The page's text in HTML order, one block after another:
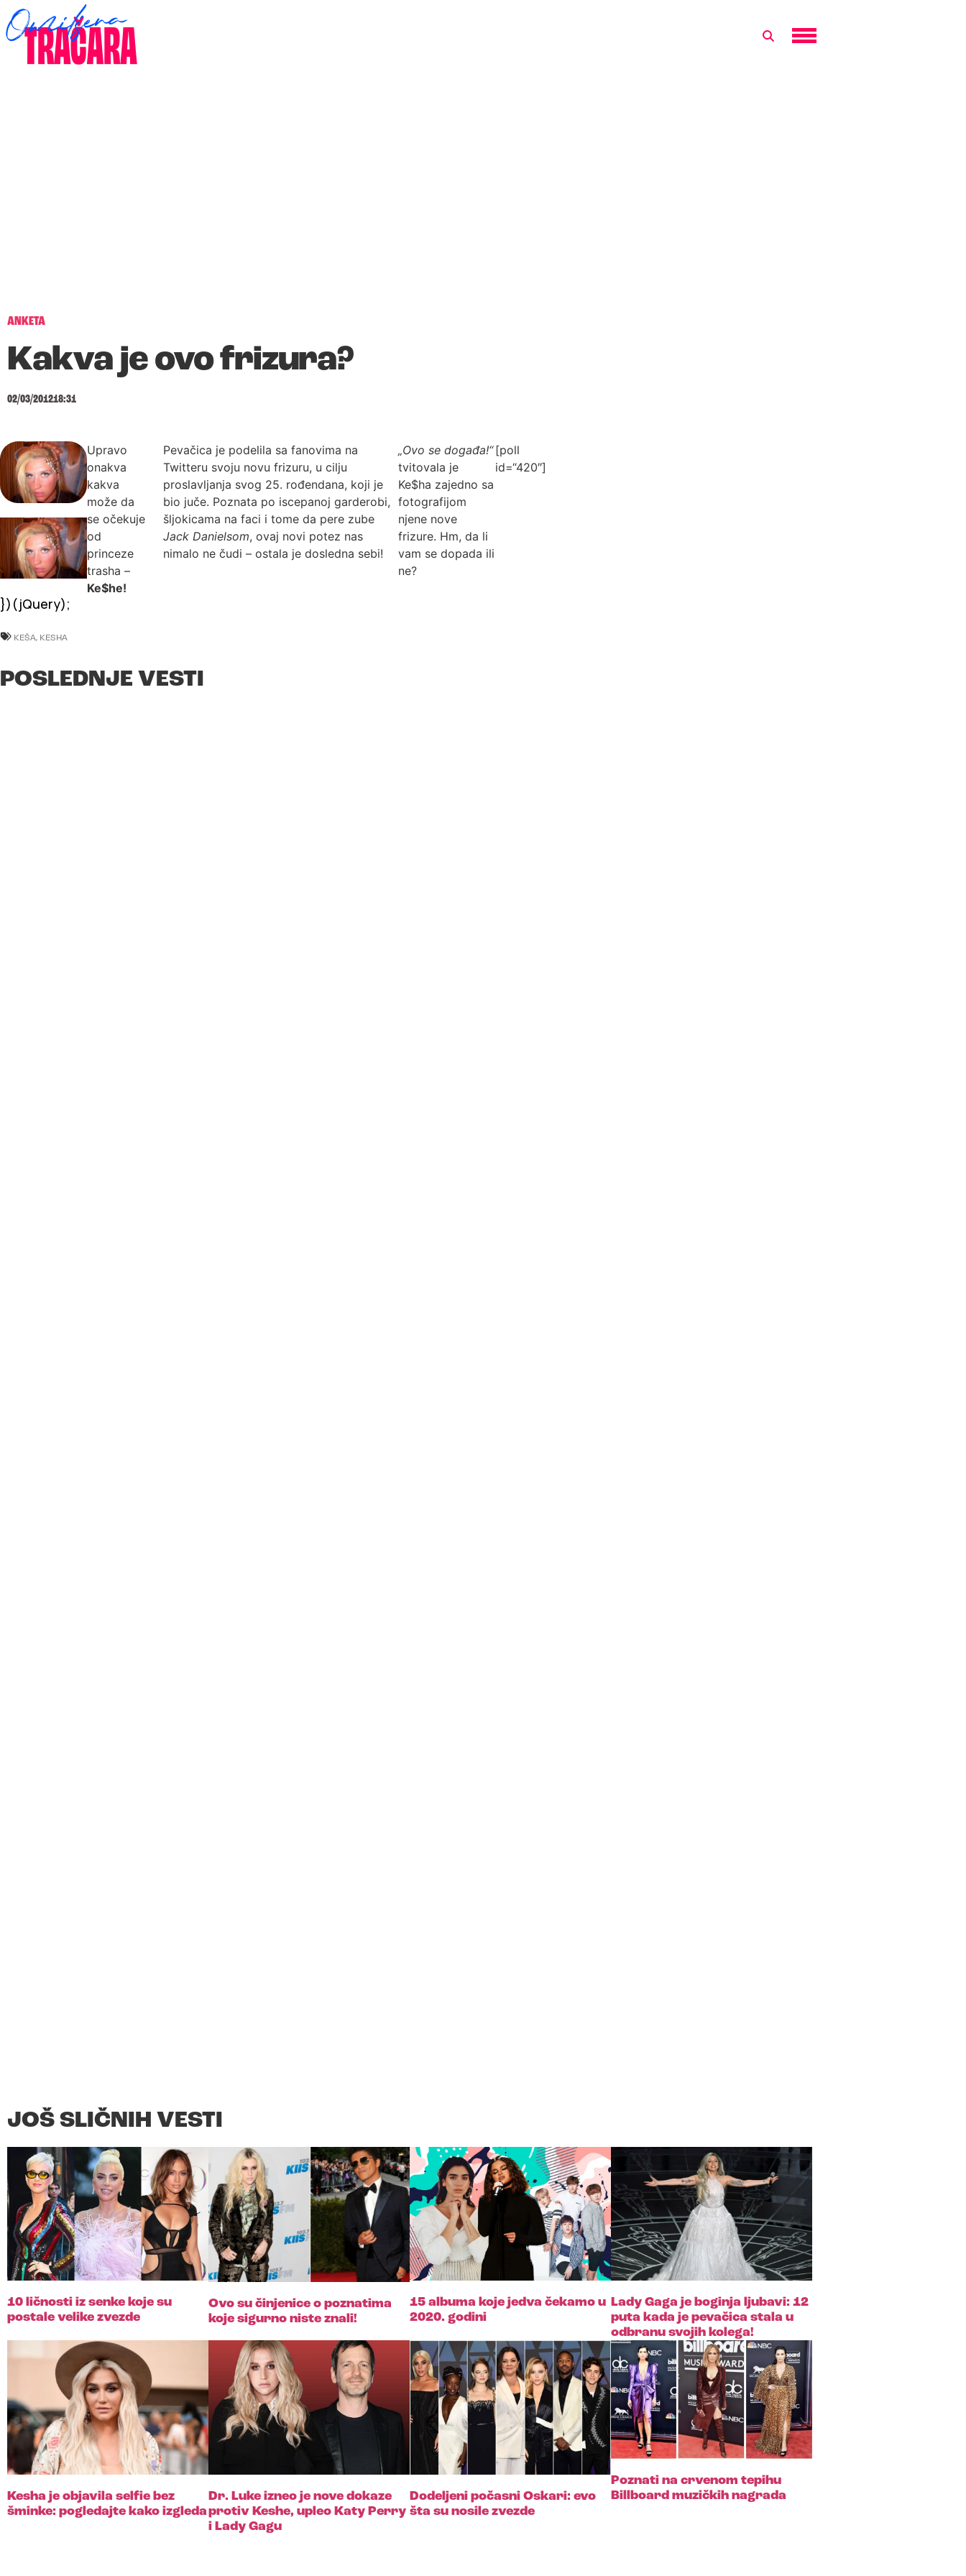
ANKETA
Kakva je ovo frizura?
02/03/201218:31
})(jQuery);
Upravo
onakva
kakva
može da
se očekuje
od
princeze
trasha –
Ke$he!
Pevačica je podelila sa fanovima na
Twitteru svoju novu frizuru, u cilju
proslavljanja svog 25. rođendana, koji je
bio juče. Poznata po iscepanoj garderobi,
šljokicama na faci i tome da pere zube
Jack Danielsom, ovaj novi potez nas
nimalo ne čudi – ostala je dosledna sebi!
„Ovo se događa!“
tvitovala je
Ke$ha zajedno sa
fotografijom
njene nove
frizure. Hm, da li
vam se dopada ili
ne?
[poll
id=“420″]
KEŠA, KESHA
POSLEDNJE VESTI
JOŠ SLIČNIH VESTI
10 ličnosti iz senke koje su
postale velike zvezde
Ovo su činjenice o poznatima
koje sigurno niste znali!
15 albuma koje jedva čekamo u
2020. godini
Lady Gaga je boginja ljubavi: 12
puta kada je pevačica stala u
odbranu svojih kolega!
Kesha je objavila selfie bez
šminke: pogledajte kako izgleda
Dr. Luke izneo je nove dokaze
protiv Keshe, upleo Katy Perry
i Lady Gagu
Dodeljeni počasni Oskari: evo
šta su nosile zvezde
Poznati na crvenom tepihu
Billboard muzičkih nagrada